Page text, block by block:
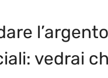
vedrai